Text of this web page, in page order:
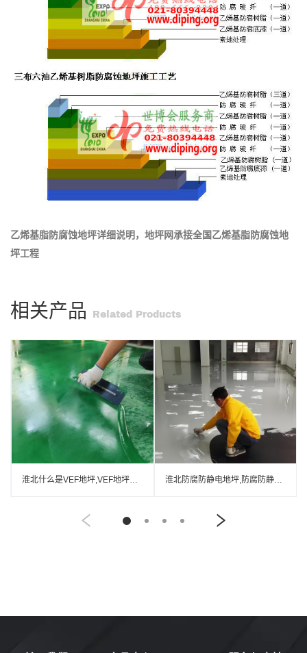
乙烯基脂防腐蚀地坪详细说明，地坪网承接全国乙烯基脂防腐蚀地
坪工程
相关产品 Related Products
淮北什么是VEF地坪,VEF地坪厂家 淮北防腐防静电地坪,防腐防静电自流平地坪